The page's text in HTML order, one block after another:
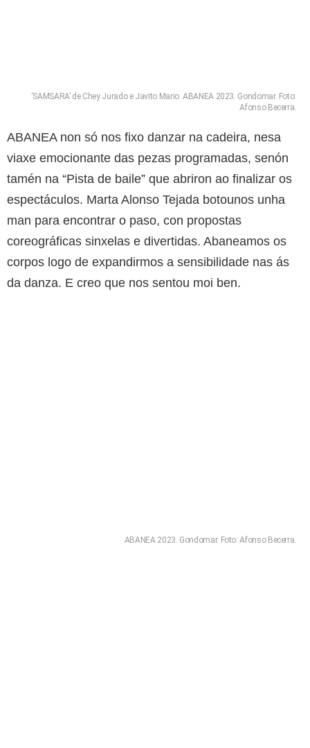
‘SAMSARA’ de Chey Jurado e Javito Mario. ABANEA 2023. Gondomar. Foto:
Afonso Becerra.
ABANEA non só nos fixo danzar na cadeira, nesa
viaxe emocionante das pezas programadas, senón
tamén na “Pista de baile” que abriron ao finalizar os
espectáculos. Marta Alonso Tejada botounos unha
man para encontrar o paso, con propostas
coreográficas sinxelas e divertidas. Abaneamos os
corpos logo de expandirmos a sensibilidade nas ás
da danza. E creo que nos sentou moi ben.
ABANEA 2023. Gondomar. Foto: Afonso Becerra.